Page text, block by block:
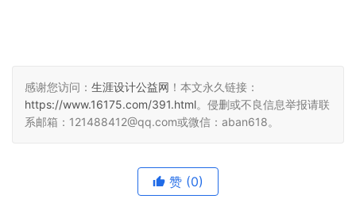
感谢您访问： 生涯设计公益网 ！本文永久链接：
https://www.16175.com/391.html。侵删或不良信息举报请联
系邮箱：121488412@qq.com或微信：aban618。
赞 (0)